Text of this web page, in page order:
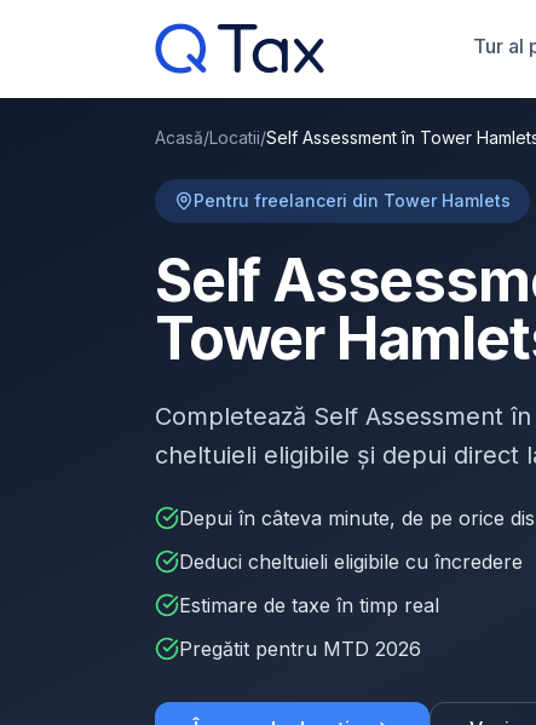
Tur al
Acasă/Locatii/Self Assessment în Tower
Pentru freelanceri din Tower Hamlets
Self
Tower
Completează Self Assessment în
cheltuieli eligibile și depui direct
Depui în câteva minute, de pe orice
Deduci cheltuieli eligibile cu încredere
Estimare de taxe în timp real
Pregătit pentru MTD 2026